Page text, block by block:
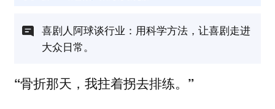
喜剧人阿球谈行业：用科学方法，让喜剧走进
大众日常。
“骨折那天，我拄着拐去排练。”